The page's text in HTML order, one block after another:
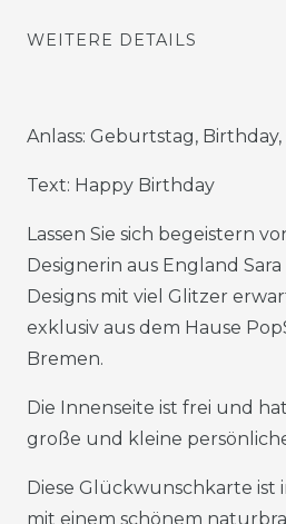
WEITERE DETAILS
Anlass: Geburtstag,
Text: Happy Birthday
Lassen Sie sich begeistern
Designerin aus England
Designs mit viel Glitzer
exklusiv aus dem Hause
Bremen.
Die Innenseite ist frei und
große und kleine
Diese Glückwunschkarte ist
mit einem schönem